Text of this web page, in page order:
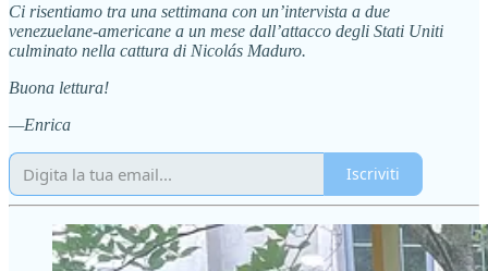
Ci risentiamo tra una settimana con un’intervista a due
venezuelane-americane a un mese dall’attacco degli Stati Uniti
culminato nella cattura di Nicolás Maduro.
Buona lettura!
—Enrica
Iscriviti